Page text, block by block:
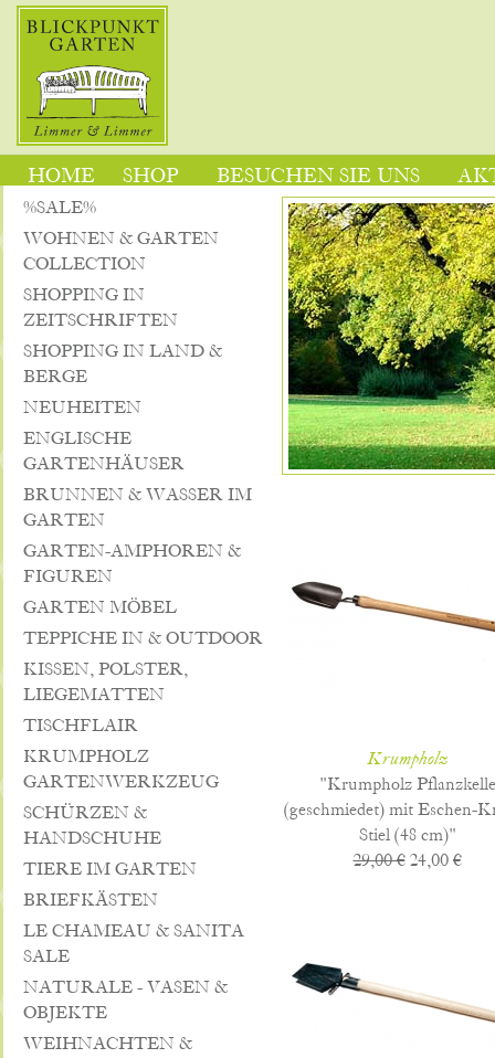
HOME SHOP BESUCHEN SIE UNS
%SALE%
WOHNEN & GARTEN
COLLECTION
SHOPPING IN
ZEITSCHRIFTEN
SHOPPING IN LAND &
BERGE
NEUHEITEN
ENGLISCHE
GARTENHÄUSER
BRUNNEN & WASSER IM
GARTEN
GARTEN-AMPHOREN &
FIGUREN
GARTEN MÖBEL
TEPPICHE IN & OUTDOOR
KISSEN, POLSTER,
LIEGEMATTEN
TISCHFLAIR
KRUMPHOLZ
GARTENWERKZEUG
SCHÜRZEN &
HANDSCHUHE
TIERE IM GARTEN
BRIEFKÄSTEN
LE CHAMEAU & SANITA
SALE
NATURALE - VASEN &
OBJEKTE
WEIHNACHTEN &
Krumpholz
"Krumpholz Pflanzkelle
(geschmiedet) mit Eschen-
Stiel (48 cm)"
29,00 € 24,00 €